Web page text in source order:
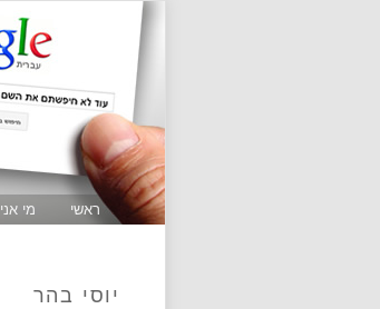
ראשי מי אני
יוסי בהר